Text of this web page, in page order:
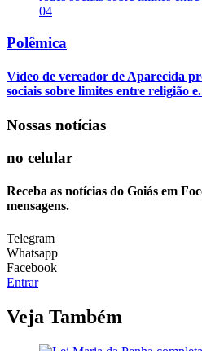
04
Polêmica
Vídeo de vereador de Aparecida
sociais sobre limites entre religião
Nossas notícias
no celular
Receba as notícias do Goiás em
mensagens.
Telegram
Whatsapp
Facebook
Entrar
Veja Também